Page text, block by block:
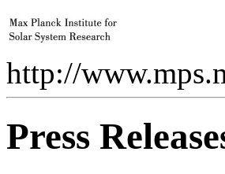
http://
Press